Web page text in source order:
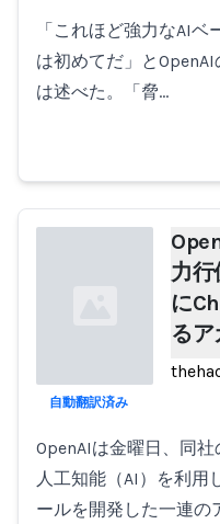
「これほど強力なAI
は初めてだ」と
は述べた。「脅…
力行
に
る
自動翻訳済み
OpenAIは金曜日、同社
人工知能（AI）を利用
ールを開発した一連の